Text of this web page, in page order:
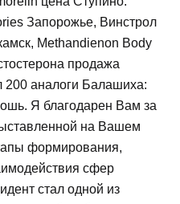
Запорожье, Винстрол
Methandienon Body
продажа
200 аналоги Балашиха:
Я благодарен Вам за
на Вашем
формирования,
сфер
стал одной из